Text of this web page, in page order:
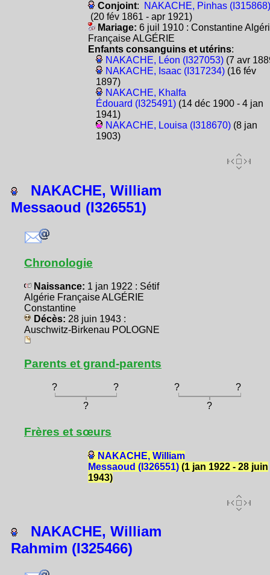
Conjoint:
NAKACHE, Pinhas (I315868)
(20 fév 1861 - apr 1921)
Mariage: 6 juil 1910 : Constantine
Française ALGÉRIE
Enfants consanguins et utérins:
NAKACHE, Léon (I327053)(7 avr
NAKACHE, Isaac (I317234)(16 fév
1897)
NAKACHE, Khalfa
Édouard (I325491)(14 déc 1900 - 4 jan
1941)
NAKACHE, Louisa (I318670)(8 jan
1903)
NAKACHE, William
Messaoud (I326551)
Chronologie
Naissance: 1 jan 1922 : Sétif
Algérie Française ALGÉRIE
Constantine
Décès: 28 juin 1943 :
Auschwitz-Birkenau POLOGNE
Parents et grand-parents
? ? ?
?
?
?
Frères et sœurs
NAKACHE, William
Messaoud (I326551)(1 jan 1922 - 28 juin
1943)
NAKACHE, William
Rahmim (I325466)